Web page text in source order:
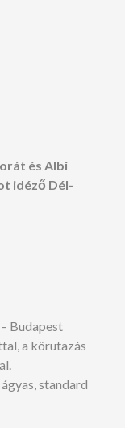
és Albi
idéző Dél-
Budapest
a körutazás
standard